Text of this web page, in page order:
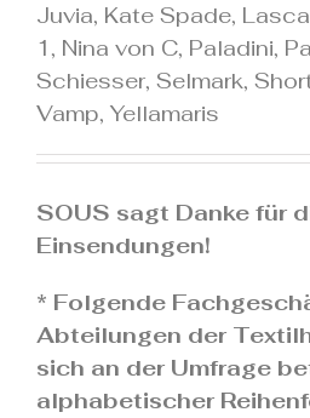
Juvia, Kate Spade,
1, Nina von C, Paladini,
Schiesser, Selmark,
Vamp, Yellamaris
SOUS sagt Danke für
Einsendungen!
* Folgende
Abteilungen der
sich an der Umfrage
alphabetischer